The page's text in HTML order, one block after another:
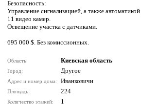
Безопасность:
Управление сигнализацией, а также
11 видео камер.
Освещение участка с датчиками.
695 000 $. Без комиссионных.
Область: Киевская область
Город: Другое
Адрес и номер дома: Иванковичи
Площадь: 224
Количество этажей: 1